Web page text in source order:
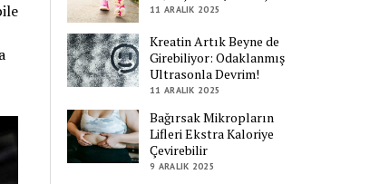
11 ARALIK 2025
Kreatin Artık Beyne de
Girebiliyor: Odaklanmış
Ultrasonla Devrim!
11 ARALIK 2025
Bağırsak Mikropların
Lifleri Ekstra Kaloriye
Çevirebilir
9 ARALIK 2025